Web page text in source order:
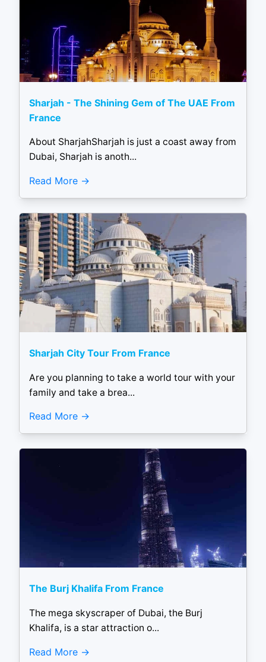
Sharjah - The Shining Gem of The UAE From
France
About SharjahSharjah is just a coast away from
Dubai, Sharjah is anoth...
Read More
Sharjah City Tour From France
Are you planning to take a world tour with your
family and take a brea...
Read More
The Burj Khalifa From France
The mega skyscraper of Dubai, the Burj
Khalifa, is a star attraction o...
Read More